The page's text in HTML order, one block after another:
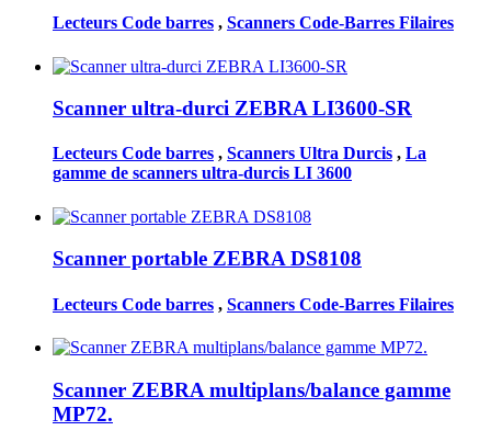
Lecteurs Code barres , Scanners Code-Barres Filaires
Scanner ultra-durci ZEBRA LI3600-SR
Lecteurs Code barres , Scanners Ultra Durcis , La
gamme de scanners ultra-durcis LI 3600
Scanner portable ZEBRA DS8108
Lecteurs Code barres , Scanners Code-Barres Filaires
Scanner ZEBRA multiplans/balance gamme
MP72.